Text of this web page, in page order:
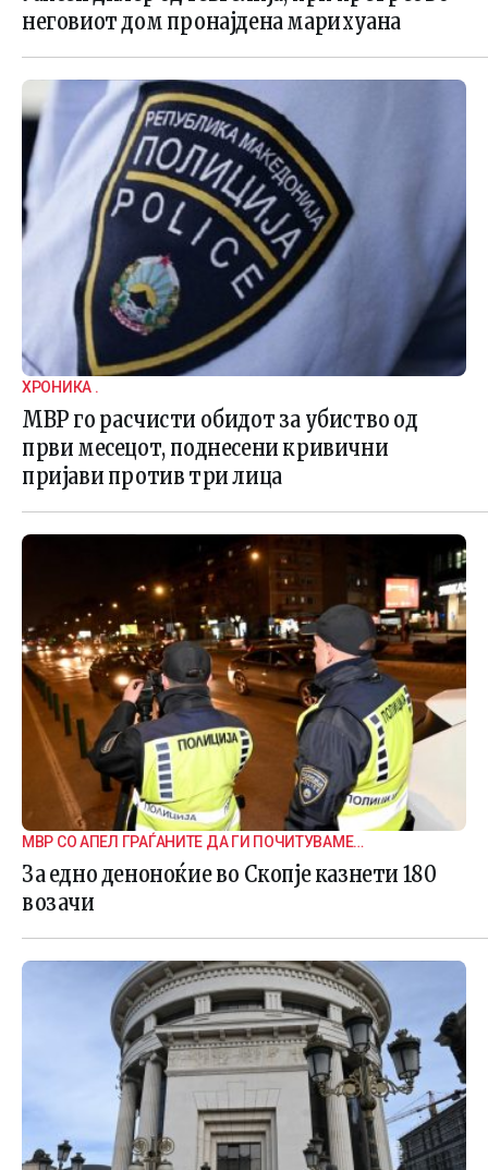
неговиот дом пронајдена марихуана
ХРОНИКА .
МВР го расчисти обидот за убиство од
први месецот, поднесени кривични
пријави против три лица
МВР СО АПЕЛ ГРАЃАНИТЕ ДА ГИ ПОЧИТУВАМЕ
СООБРАЌАЈНИТЕ ПРАВИЛА
За едно деноноќие во Скопје казнети 180
возачи